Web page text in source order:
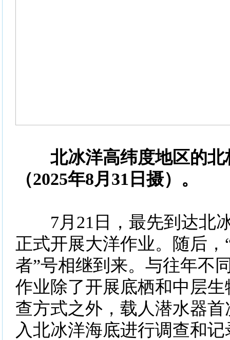
北冰洋高纬度地区的北
（2025年8月31日摄）。
7月21日，最先到达北冰
正式开展大洋作业。随后，
者”号相继到来。与往年不
作业除了开展底栖和中层
查方式之外，载人潜水器
入北冰洋海底进行调查和